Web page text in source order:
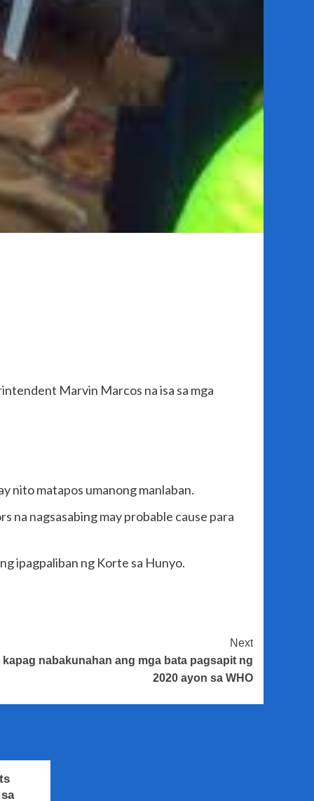
Marvin Marcos na isa sa mga
nito matapos umanong manlaban.
na nagsasabing may probable cause para
ipagpaliban ng Korte sa Hunyo.
Next
nabakunahan ang mga bata pagsapit ng
2020 ayon sa WHO